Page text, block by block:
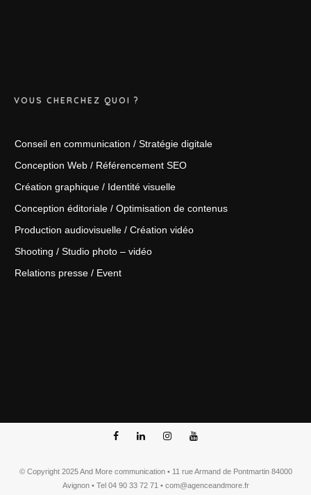
VOUS CHERCHEZ QUOI ?
Conseil en communication / Stratégie digitale
Conception Web / Référencement SEO
Création graphique / Identité visuelle
Conception éditoriale / Optimisation de contenus
Production audiovisuelle / Création vidéo
Shooting / Studio photo – vidéo
Relations presse / Event
© Copyright 2025 And More communication • 11 rue Armand de Pontmartin 84000
Avignon • Tel 04 90 33 72 71 • com@agenceandmore.fr